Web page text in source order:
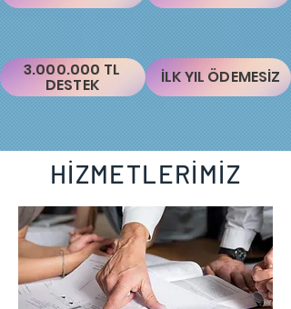
3.000.000 TL İLK YIL ÖDEMESİZ
DESTEK
HİZMETLERİMİZ